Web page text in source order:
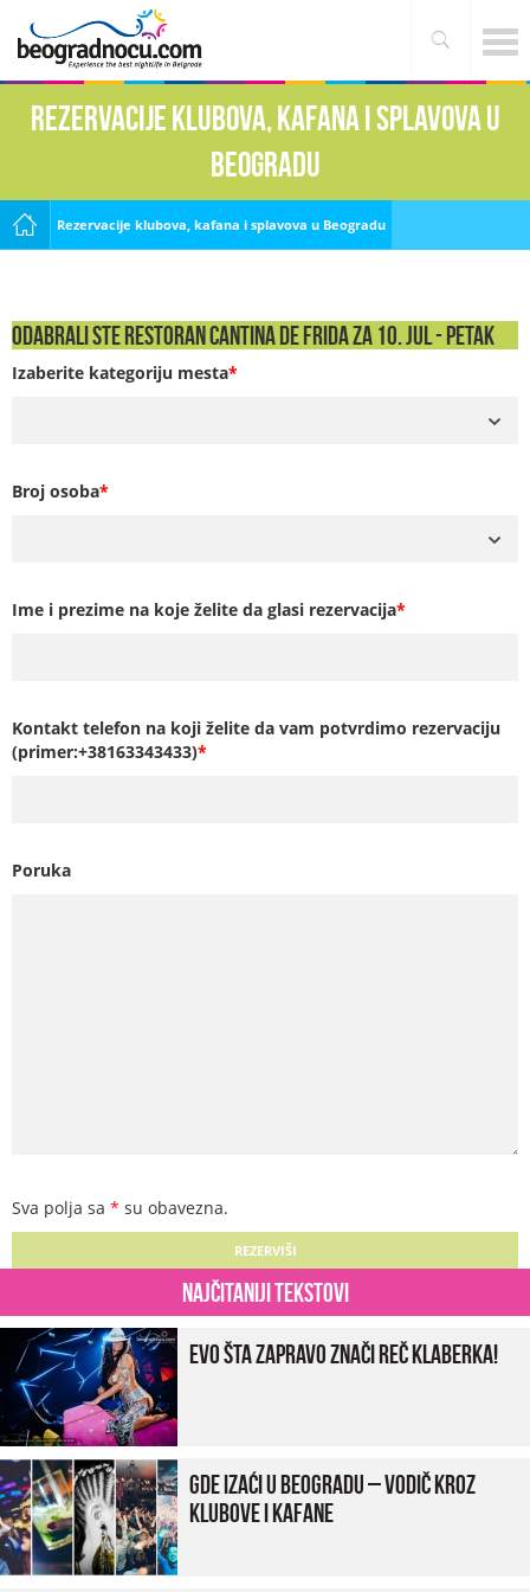
Rezervacije klubova, kafana i splavova u
Beogradu
Rezervacije klubova, kafana i splavova u Beogradu
Odabrali ste Restoran Cantina de Frida za 10. Jul - PETAK
Izaberite kategoriju mesta*
Broj osoba*
Ime i prezime na koje želite da glasi rezervacija*
Kontakt telefon na koji želite da vam potvrdimo rezervaciju
(primer:+38163343433)*
Poruka
Sva polja sa * su obavezna.
Najčitaniji tekstovi
Evo šta zapravo znači reč klaberka!
Gde izaći u Beogradu – vodič kroz
klubove i kafane